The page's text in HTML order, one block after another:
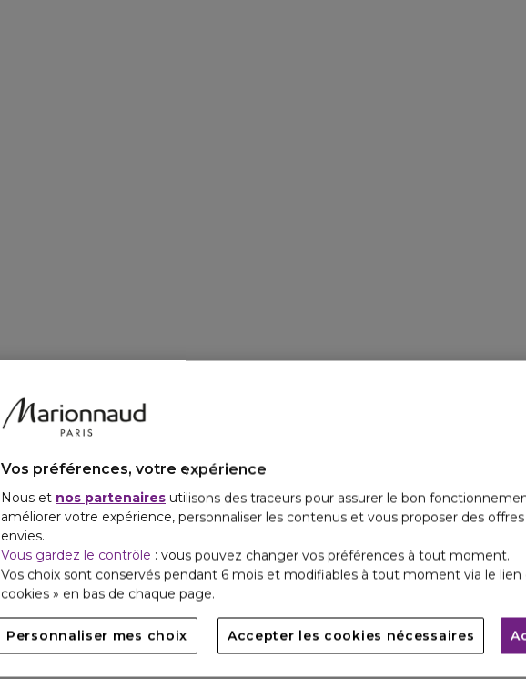
Vos préférences, votre expérience
Nous et nos partenaires utilisons des traceurs pour assurer le bon
améliorer votre expérience, personnaliser les contenus et vous proposer des
envies.
Vous gardez le contrôle : vous pouvez changer vos préférences à tout moment.
Vos choix sont conservés pendant 6 mois et modifiables à tout moment via le lien
cookies » en bas de chaque page.
Personnaliser mes choix Accepter les cookies nécessaires